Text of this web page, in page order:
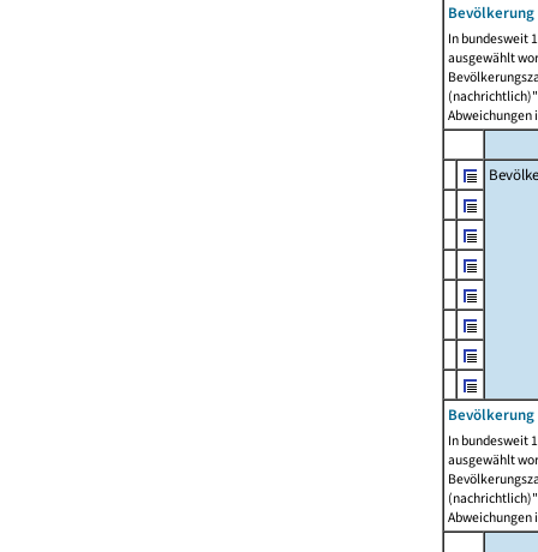
In bundesweit
ausgewählt
Abweichungen
In bundesweit
ausgewählt
Abweichungen